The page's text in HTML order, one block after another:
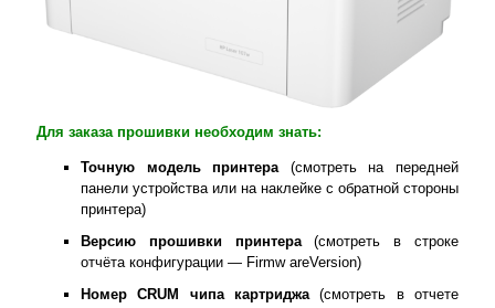
Для заказа прошивки необходим знать:
Точную модель принтера (смотреть на передней
панели устройства или на наклейке с обратной стороны
принтера)
Версию прошивки принтера(смотреть в строке
отчёта конфигурации — Firmw areVersion)
НомерCRUM чипа картриджа
(смотреть в отчете